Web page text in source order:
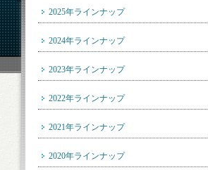
2025年ラインナップ
2024年ラインナップ
2023年ラインナップ
2022年ラインナップ
2021年ラインナップ
2020年ラインナップ